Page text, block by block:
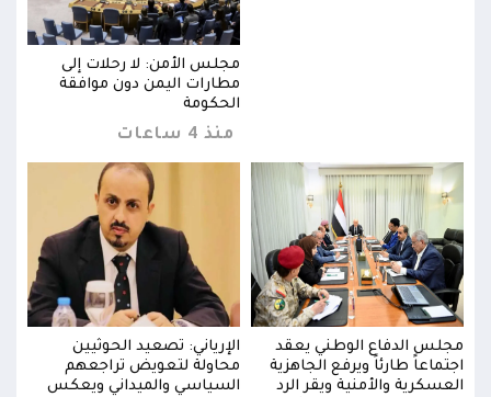
مجلس الأمن: لا رحلات إلى
مطارات اليمن دون موافقة
الحكومة
منذ 4 ساعات
مجلس الدفاع الوطني يعقد
اجتماعاً طارئاً ويرفع الجاهزية
العسكرية والأمنية ويقر الرد
الإرياني: تصعيد الحوثيين
محاولة لتعويض تراجعهم
السياسي والميداني ويعكس